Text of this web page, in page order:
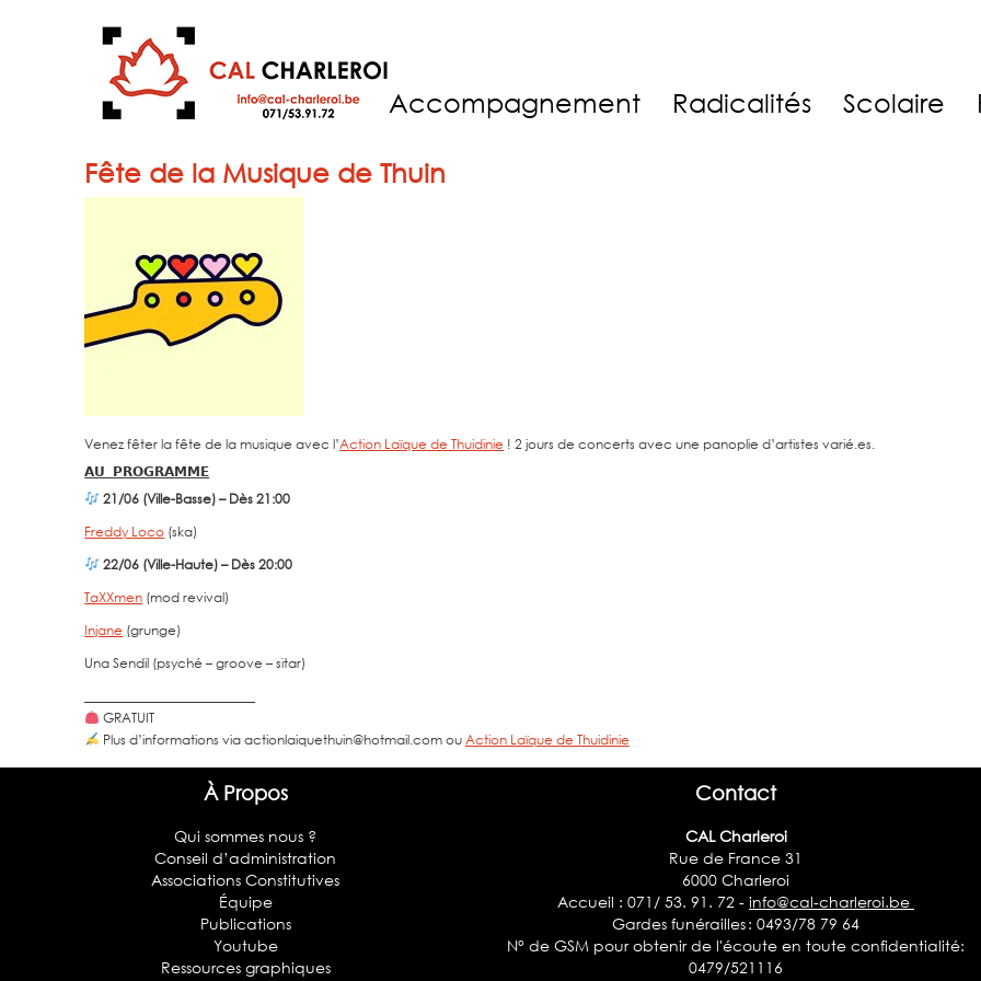
Accompagnement Radicalités Scolaire
Fête de la Musique de Thuin
Venez fêter la fête de la musique avec l’Action Laïque de Thuidinie ! 2 jours de concerts avec une panoplie d’artistes varié.es.
𝗔𝗨 𝗣𝗥𝗢𝗚𝗥𝗔𝗠𝗠𝗘
21/06 (Ville-Basse) – Dès 21:00
Freddy Loco (ska)
22/06 (Ville-Haute) – Dès 20:00
TaXXmen (mod revival)
Injane (grunge)
Una Sendil (psyché – groove – sitar)
GRATUIT
Plus d’informations via actionlaiquethuin@hotmail.com ou Action Laïque de Thuidinie
À Propos
Qui sommes nous ?
Conseil d’administration
Associations Constitutives
Équipe
Publications
Youtube
Ressources graphiques
Contact
CAL Charleroi
Rue de France 31
6000 Charleroi
Accueil : 071/ 53. 91. 72 - info@cal-charleroi.be
Gardes funérailles : 0493/78 79 64
N° de GSM pour obtenir de l'écoute en toute confidentialité:
0479/521116